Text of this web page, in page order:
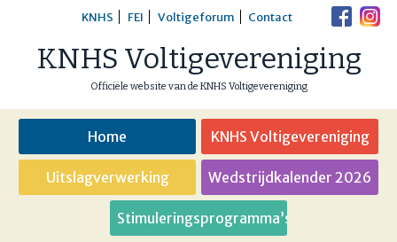
content
KNHS FEI Voltigeforum Contact
KNHS Voltigevereniging
Officiële website van de KNHS Voltigevereniging
Home KNHS Voltigevereniging
Uitslagverwerking Wedstrijdkalender 2026
Stimuleringsprogramma’s